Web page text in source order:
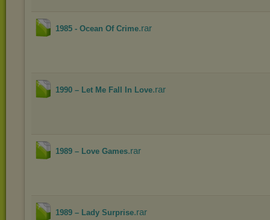
1985 - Ocean Of Crime.rar
1990 ‎– Let Me Fall In Love.rar
1989 ‎– Love Games.rar
1989 ‎– Lady Surprise.rar